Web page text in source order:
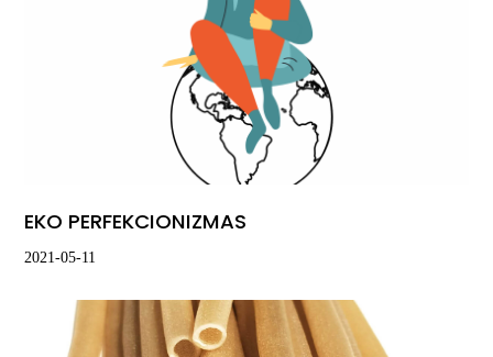
EKO PERFEKCIONIZMAS
2021-05-11